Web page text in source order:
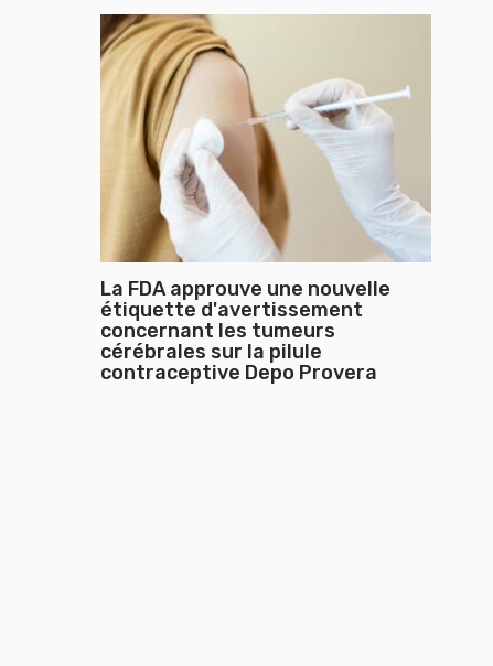
La FDA approuve une nouvelle
étiquette d'avertissement
concernant les tumeurs
cérébrales sur la pilule
contraceptive Depo Provera